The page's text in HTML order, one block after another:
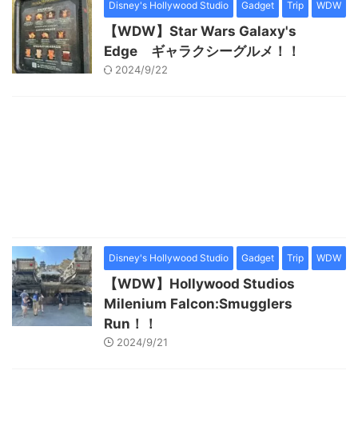
Disney's Hollywood Studio Gadget Trip WDW
【WDW】Star Wars Galaxy's
Edge ギャラクシーグルメ！！
2024/9/22
Disney's Hollywood Studio Gadget Trip WDW
【WDW】Hollywood Studios
Milenium Falcon:Smugglers
Run！！
2024/9/21